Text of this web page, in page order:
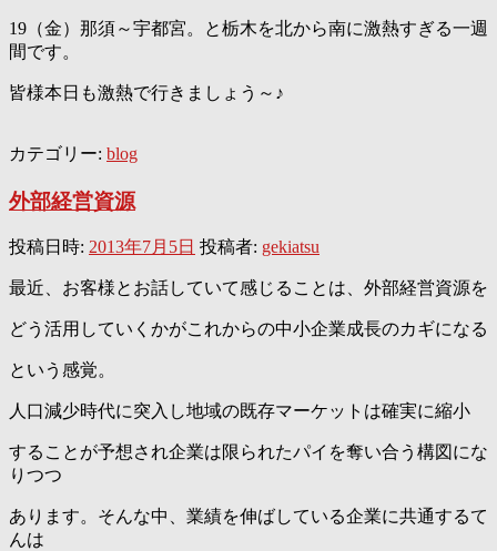
19（金）那須～宇都宮。と栃木を北から南に激熱すぎる一週
間です。
皆様本日も激熱で行きましょう～♪
カテゴリー: blog
外部経営資源
投稿日時: 2013年7月5日 投稿者: gekiatsu
最近、お客様とお話していて感じることは、外部経営資源を
どう活用していくかがこれからの中小企業成長のカギになる
という感覚。
人口減少時代に突入し地域の既存マーケットは確実に縮小
することが予想され企業は限られたパイを奪い合う構図にな
りつつ
あります。そんな中、業績を伸ばしている企業に共通するて
んは